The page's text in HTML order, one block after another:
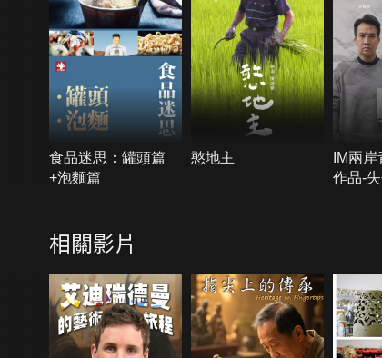
食品迷思：罐頭篇
+泡麵篇
憨地主
IM兩
作品-
相關影片